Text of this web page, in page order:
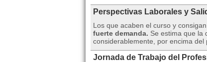
Perspectivas Laborales y
Los que acaben el curso y
fuerte demanda. Se estima que la
considerablemente, por encima del
Jornada de Trabajo del